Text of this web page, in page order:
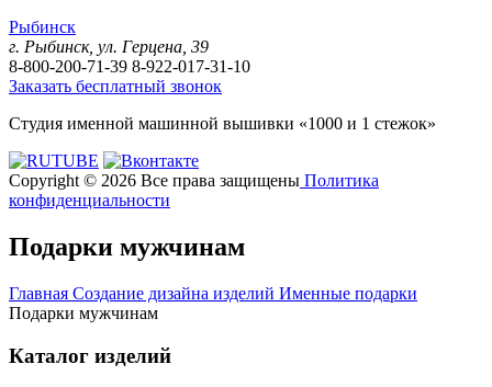
Рыбинск
г. Рыбинск, ул. Герцена, 39
8-800-200-71-39 8-922-017-31-10
Заказать бесплатный звонок
Студия именной машинной вышивки «1000 и 1 стежок»
Copyright © 2026 Все права защищены Политика
конфиденциальности
Подарки мужчинам
Главная Создание дизайна изделий Именные подарки
Подарки мужчинам
Каталог изделий